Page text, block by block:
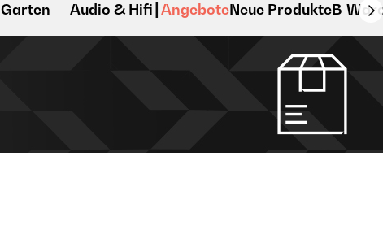
Garten Audio & Hifi AngeboteNeue ProdukteB-